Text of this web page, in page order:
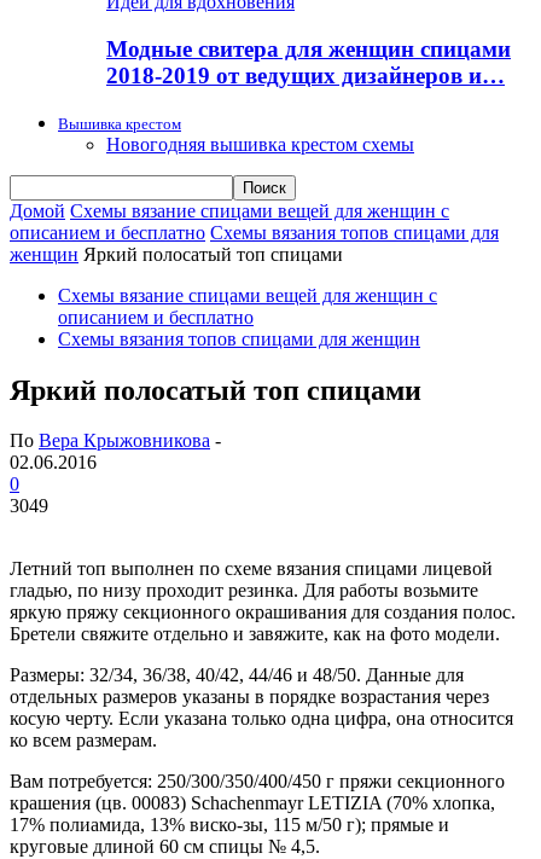
Модные свитера для женщин спицами
2018-2019 от ведущих дизайнеров и…
Вышивка крестом
Новогодняя вышивка крестом схемы
Домой Схемы вязание спицами вещей для женщин с
описанием и бесплатно Схемы вязания топов спицами для
женщин Яркий полосатый топ спицами
Схемы вязание спицами вещей для женщин с
описанием и бесплатно
Схемы вязания топов спицами для женщин
Яркий полосатый топ спицами
По Вера Крыжовникова -
02.06.2016
0
3049
Летний топ выполнен по схеме вязания спицами лицевой
гладью, по низу проходит резинка. Для работы возьмите
яркую пряжу секционного окрашивания для создания полос.
Бретели свяжите отдельно и завяжите, как на фото модели.
Размеры: 32/34, 36/38, 40/42, 44/46 и 48/50. Данные для
отдельных размеров указаны в порядке возрастания через
косую черту. Если указана только одна цифра, она относится
ко всем размерам.
Вам потребуется: 250/300/350/400/450 г пряжи секционного
крашения (цв. 00083) Schachenmayr LETIZIA (70% хлопка,
17% полиамида, 13% виско-зы, 115 м/50 г); прямые и
круговые длиной 60 см спицы № 4,5.